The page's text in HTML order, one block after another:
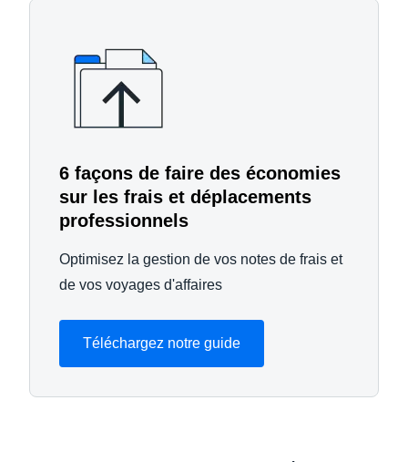
6 façons de faire des économies
sur les frais et déplacements
professionnels
Optimisez la gestion de vos notes de frais et
de vos voyages d'affaires
Téléchargez notre guide